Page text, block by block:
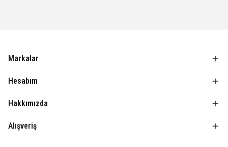
Markalar
Hesabım
Hakkımızda
Alışveriş